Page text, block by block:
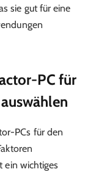
sie gut für eine
PC für
PCs für den
ein wichtiges